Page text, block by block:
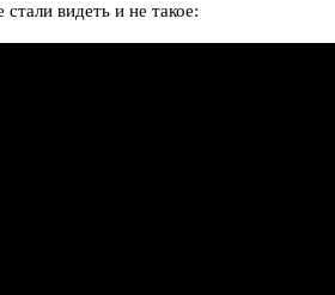
видеть и не такое: